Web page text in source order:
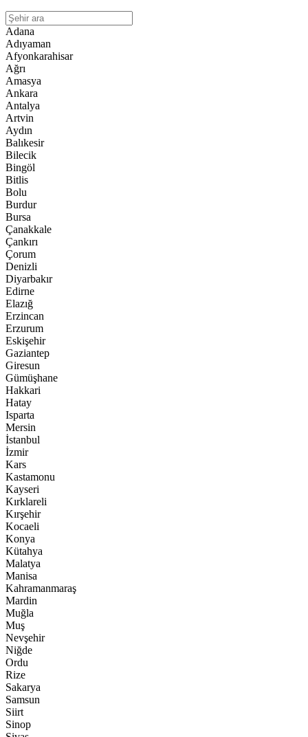
Adana
Adıyaman
Afyonkarahisar
Ağrı
Amasya
Ankara
Antalya
Artvin
Aydın
Balıkesir
Bilecik
Bingöl
Bitlis
Bolu
Burdur
Bursa
Çanakkale
Çankırı
Çorum
Denizli
Diyarbakır
Edirne
Elazığ
Erzincan
Erzurum
Eskişehir
Gaziantep
Giresun
Gümüşhane
Hakkari
Hatay
Isparta
Mersin
İstanbul
İzmir
Kars
Kastamonu
Kayseri
Kırklareli
Kırşehir
Kocaeli
Konya
Kütahya
Malatya
Manisa
Kahramanmaraş
Mardin
Muğla
Muş
Nevşehir
Niğde
Ordu
Rize
Sakarya
Samsun
Siirt
Sinop